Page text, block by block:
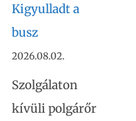
Kigyulladt a
busz
2026.08.02.
Szolgálaton
kívüli polgárőr